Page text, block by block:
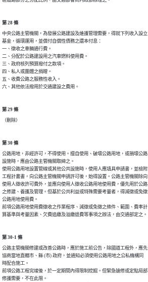
第 28 條
中央公路主管機關，為發展公路建設及維護管理需要，得就下列收入設立
基金，循環運用，並償付自償性債務之還本付息：
一、徵收之車輛通行費。
二、分配於公路建設用之汽車燃料使用費。
三、政府核列預算撥付之款項。
四、私人或團體之捐贈。
五、收費公路之服務性收入。
六、其他依法撥用於交通建設之費用。
第 29 條
（刪除）
第 30 條
公路用地，非經許可，不得使用。擅自使用、破壞公路用地，或損壞公路
設施時，應由公路主管機關取締之。
使用公路用地設置管線或其他公共設施時，使用人應填具申請書，並檢附
工程計畫書，向公路主管機關申請許可後，始得設置。公路主管機關除向
使用人徵收許可費外，並應向使用人徵收公路用地使用費，優先用於公路
之修建、養護及管理。但基於公共利益或特殊需要考量者，得減徵或免徵
公路用地使用費。
前項公路用地使用費徵收之作業程序、減徵或免徵之條件、範圍、費率計
算基準與考量因素、欠費追繳及溢繳退費等事項之辦法，由交通部定之。
第 30-1 條
公路主管機關修建或改善公路時，應於施工前公告，除國道工程外，應先
協商當地直轄市、縣 (市) 政府，並通知必須使用公路用地之公私機構同
時配合施工。
前項公路工程完竣後，於一定期間內得限制挖掘。但緊急搶修或定點局部
修護需要，不在此限。